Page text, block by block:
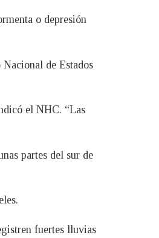
o depresión
de Estados
el NHC. “Las
partes del sur de
fuertes lluvias